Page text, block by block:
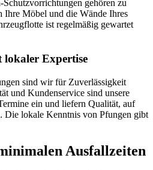
gehören zu
Ihre Möbel und die Wände Ihres
ist regelmäßig gewartet
lokaler Expertise
sind wir für Zuverlässigkeit
und Kundenservice sind unsere
ein und liefern Qualität, auf
Die lokale Kenntnis von Pfungen gibt
Ausfallzeiten